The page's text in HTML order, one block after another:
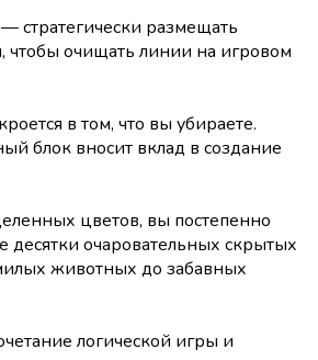
стратегически размещать
чтобы очищать линии на игровом
в том, что вы убираете.
блок вносит вклад в создание
цветов, вы постепенно
десятки очаровательных скрытых
животных до забавных
логической игры и